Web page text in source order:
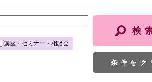
講座・セミナー・相談会
条件をク